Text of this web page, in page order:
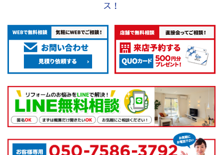
ス！